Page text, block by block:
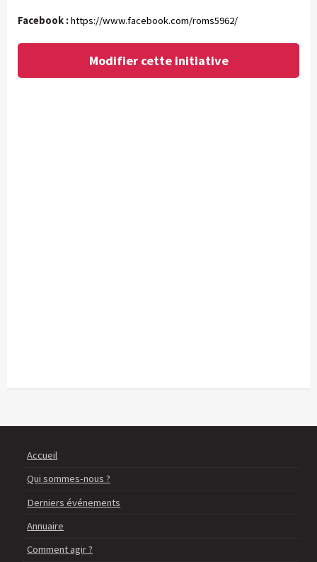
Facebook :https://www.facebook.com/roms5962/
Modifier cette initiative
Accueil
Qui sommes-nous ?
Derniers événements
Annuaire
Comment agir ?